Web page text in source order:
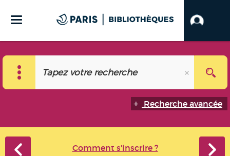
Recherche avancée
Comment s'inscrire ?